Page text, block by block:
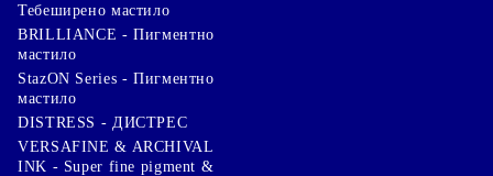
Тебеширено мастило
BRILLIANCE - Пигментно
мастило
StazON Series - Пигментно
мастило
DISTRESS - ДИСТРЕС
VERSAFINE & ARCHIVAL
INK - Super fine pigment &